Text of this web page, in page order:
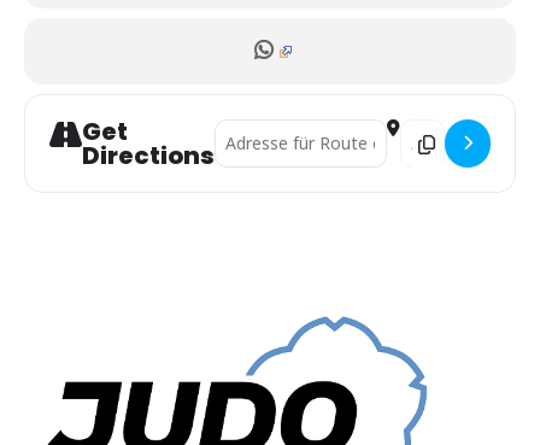
Get
Directions
Address - Salzburger Landesrandori []
Destination